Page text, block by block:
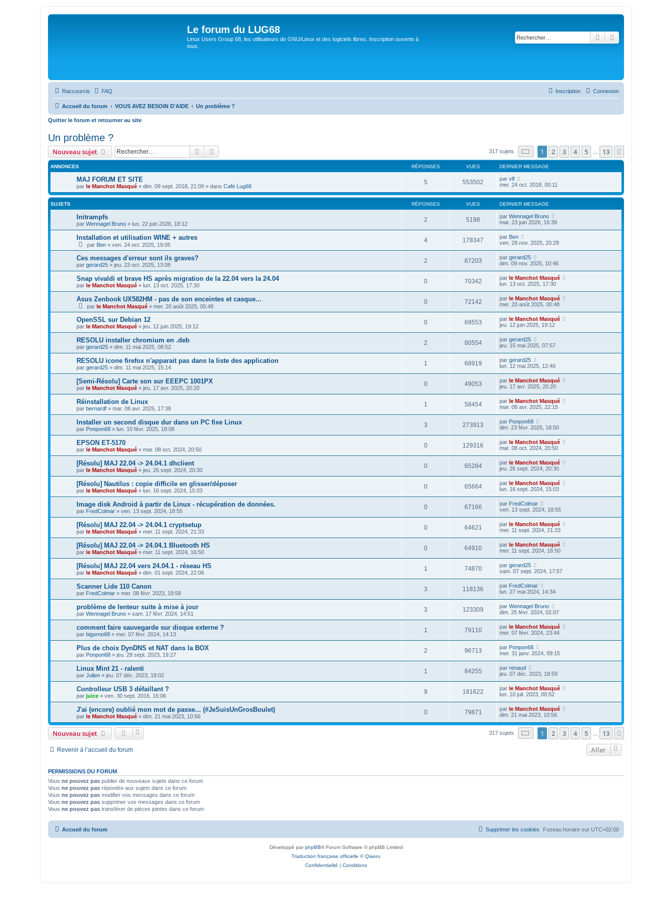
Le forum du LUG68
Linux Users Group 68, les utilisateurs de GNU/Linux et des logiciels libres. Inscription ouverte à
tous.
Rechercher
Raccourcis FAQ Connexion
Inscription
Accueil du forum VOUS AVEZ BESOIN D'AIDE Un problème ?
Quitter le forum et retourner au site
Un problème ?
Nouveau sujet Rechercher 317 sujets Page sur13
1 2 3 4 5 13
ANNONCES RÉPONSES VUES DERNIER MESSAGE
MAJ FORUM ET SITE
par le Manchot Masqué » dim. 09 sept. 2018, 21:09 » dans Café Lug68
5 553502 par vfl
mer. 24 oct. 2018, 00:11
SUJETS RÉPONSES VUES DERNIER MESSAGE
Initrampfs
par Wennagel Bruno » lun. 22 juin 2026, 18:12
2 5198 par Wennagel Bruno
mar. 23 juin 2026, 16:39
Installation et utilisation WINE + autres
par Ben » ven. 24 oct. 2025, 19:05
4 178347 par Ben
ven. 28 nov. 2025, 20:28
Ces messages d'erreur sont ils graves?
par gerard25 » jeu. 23 oct. 2025, 13:08
2 87203 par gerard25
dim. 09 nov. 2025, 10:46
Snap vivaldi et brave HS après migration de la 22.04 vers la 24.04
par le Manchot Masqué » lun. 13 oct. 2025, 17:30
0 70342 par le Manchot Masqué
lun. 13 oct. 2025, 17:30
Asus Zenbook UX582HM - pas de son enceintes et casque...
par le Manchot Masqué » mer. 20 août 2025, 00:48
0 72142 par le Manchot Masqué
mer. 20 août 2025, 00:48
OpenSSL sur Debian 12
par le Manchot Masqué » jeu. 12 juin 2025, 19:12
0 69553 par le Manchot Masqué
jeu. 12 juin 2025, 19:12
RESOLU installer chromium en .deb
par gerard25 » dim. 11 mai 2025, 08:52
2 80554 par gerard25
jeu. 15 mai 2025, 07:57
RESOLU icone firefox n'apparait pas dans la liste des application
par gerard25 » dim. 11 mai 2025, 15:14
1 68919 par gerard25
lun. 12 mai 2025, 12:40
[Semi-Résolu] Carte son sur EEEPC 1001PX
par le Manchot Masqué » jeu. 17 avr. 2025, 20:20
0 49053 par le Manchot Masqué
jeu. 17 avr. 2025, 20:20
Réinstallation de Linux
par bernardf » mar. 08 avr. 2025, 17:38
1 58454 par le Manchot Masqué
mar. 08 avr. 2025, 22:15
Installer un second disque dur dans un PC fixe Linux
par Ponpon68 » lun. 10 févr. 2025, 18:08
3 273913 par Ponpon68
dim. 23 févr. 2025, 18:50
EPSON ET-5170
par le Manchot Masqué » mar. 08 oct. 2024, 20:50
0 129316 par le Manchot Masqué
mar. 08 oct. 2024, 20:50
[Résolu] MAJ 22.04 -> 24.04.1 dhclient
par le Manchot Masqué » jeu. 26 sept. 2024, 20:30
0 65284 par le Manchot Masqué
jeu. 26 sept. 2024, 20:30
[Résolu] Nautilus : copie difficile en glisser/déposer
par le Manchot Masqué » lun. 16 sept. 2024, 15:03
0 65664 par le Manchot Masqué
lun. 16 sept. 2024, 15:03
Image disk Android à partir de Linux - récupération de données.
par FredColmar » ven. 13 sept. 2024, 18:55
0 67166 par FredColmar
ven. 13 sept. 2024, 18:55
[Résolu] MAJ 22.04 -> 24.04.1 cryptsetup
par le Manchot Masqué » mer. 11 sept. 2024, 21:33
0 64621 par le Manchot Masqué
mer. 11 sept. 2024, 21:33
[Résolu] MAJ 22.04 -> 24.04.1 Bluetooth HS
par le Manchot Masqué » mer. 11 sept. 2024, 16:50
0 64910 par le Manchot Masqué
mer. 11 sept. 2024, 16:50
[Résolu] MAJ 22.04 vers 24.04.1 - réseau HS
par le Manchot Masqué » dim. 01 sept. 2024, 22:06
1 74870 par gerard25
sam. 07 sept. 2024, 17:57
Scanner Lide 110 Canon
par FredColmar » mer. 08 févr. 2023, 19:58
3 118136 par FredColmar
lun. 27 mai 2024, 14:34
problème de lenteur suite à mise à jour
par Wennagel Bruno » sam. 17 févr. 2024, 14:51
3 123309 par Wennagel Bruno
dim. 25 févr. 2024, 02:07
comment faire sauvegarde sur disque externe ?
par bigorno68 » mer. 07 févr. 2024, 14:13
1 79110 par le Manchot Masqué
mer. 07 févr. 2024, 23:44
Plus de choix DynDNS et NAT dans la BOX
par Ponpon68 » jeu. 28 sept. 2023, 19:27
2 96713 par Ponpon68
mer. 31 janv. 2024, 09:15
Linux Mint 21 - ralenti
par Julien » jeu. 07 déc. 2023, 18:02
1 84255 par renaud
jeu. 07 déc. 2023, 18:59
Controlleur USB 3 défaillant ?
par juice » ven. 30 sept. 2016, 16:06
9 181622 par le Manchot Masqué
lun. 10 juil. 2023, 00:52
J'ai (encore) oublié mon mot de passe... (#JeSuisUnGrosBoulet)
par le Manchot Masqué » dim. 21 mai 2023, 10:56
0 79871 par le Manchot Masqué
dim. 21 mai 2023, 10:56
Nouveau sujet 317 sujets Page sur13
1 2 3 4 5 13
Revenir à l’accueil du forum Aller
PERMISSIONS DU FORUM
Vous ne pouvez pas publier de nouveaux sujets dans ce forum
Vous ne pouvez pas répondre aux sujets dans ce forum
Vous ne pouvez pas modifier vos messages dans ce forum
Vous ne pouvez pas supprimer vos messages dans ce forum
Vous ne pouvez pas transférer de pièces jointes dans ce forum
Accueil du forum Fuseau horaire sur UTC+02:00
Supprimer les cookies
Développé parphpBB® Forum Software © phpBB Limited
Traduction française officielle ©Qiaeru
Confidentialité | Conditions